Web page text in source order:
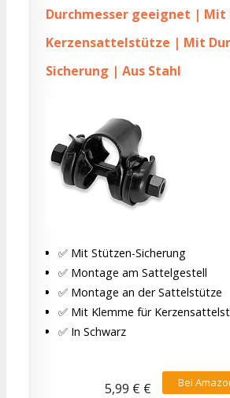
Durchmesser geeignet |
Kerzensattelstütze | Mit
Sicherung | Aus Stahl
✅ Mit Stützen-Sicherung
✅ Montage am Sattelgestell
✅ Montage an der Sattelstütze
✅ Mit Klemme für
✅ In Schwarz
Bei
5,99 € €